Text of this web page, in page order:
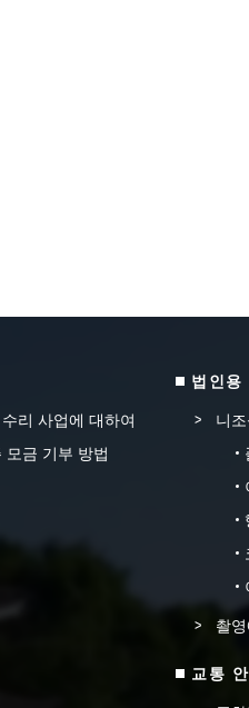
리 사업에 대하여
모금 기부 방법
법인용
니
촬
교통 안